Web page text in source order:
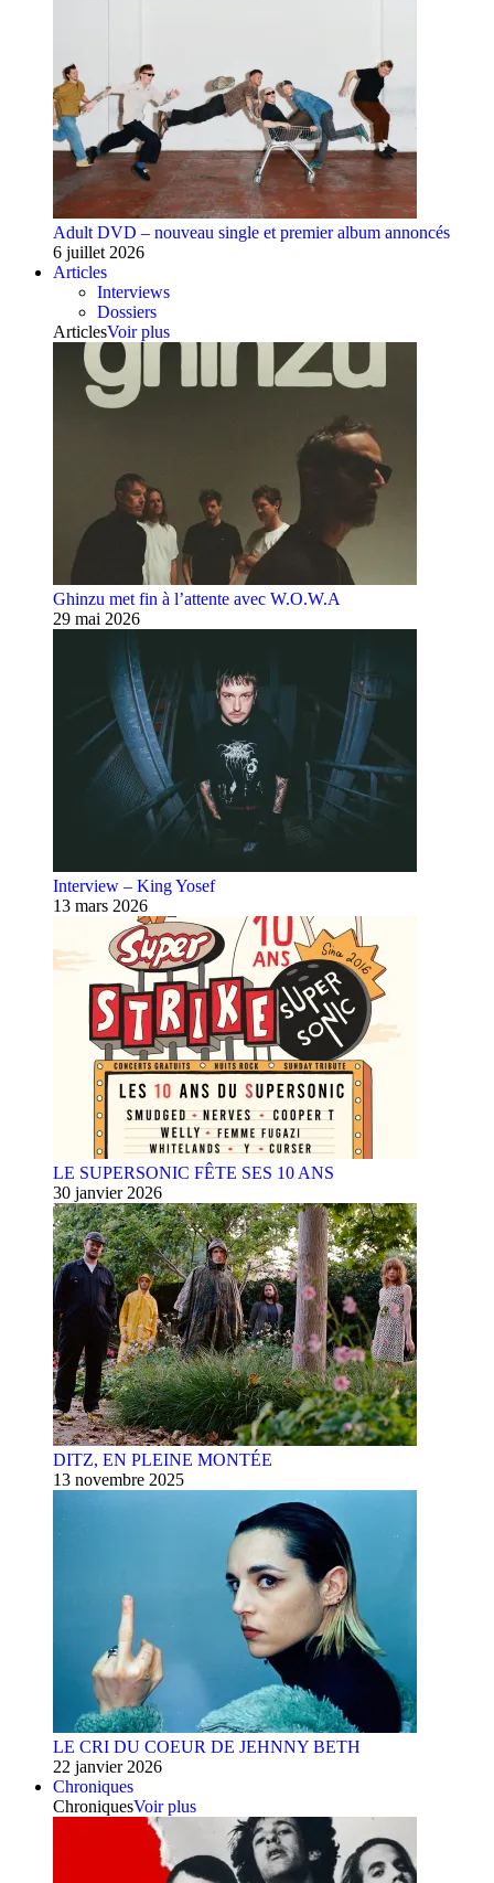
Adult DVD – nouveau single et premier album annoncés
6 juillet 2026
Articles
Interviews
Dossiers
ArticlesVoir plus
Ghinzu met fin à l’attente avec W.O.W.A
29 mai 2026
Interview – King Yosef
13 mars 2026
LE SUPERSONIC FÊTE SES 10 ANS
30 janvier 2026
DITZ, EN PLEINE MONTÉE
13 novembre 2025
LE CRI DU COEUR DE JEHNNY BETH
22 janvier 2026
Chroniques
ChroniquesVoir plus